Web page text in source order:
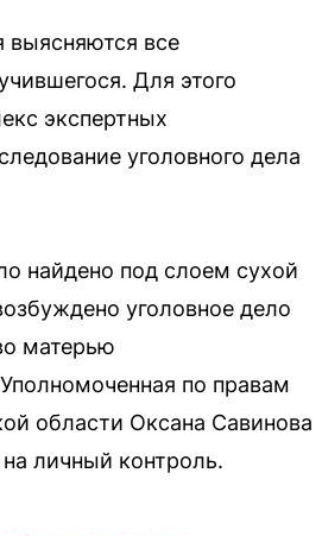
выясняются все
Для этого
экспертных
уголовного дела
найдено под слоем сухой
уголовное дело
матерью
по правам
области Оксана Савинова
личный контроль.